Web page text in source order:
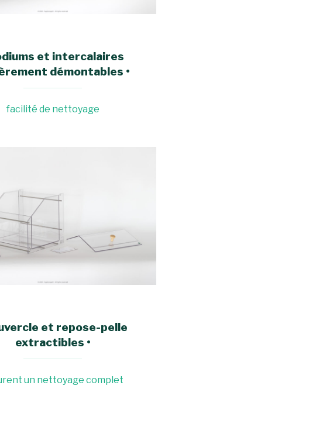
et intercalaires
démontables •
facilité de nettoyage
et repose-pelle
extractibles •
un nettoyage complet